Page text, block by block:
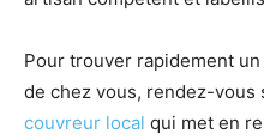
Pour trouver rapidement
de chez vous, rendez-vous
couvreur local qui met en